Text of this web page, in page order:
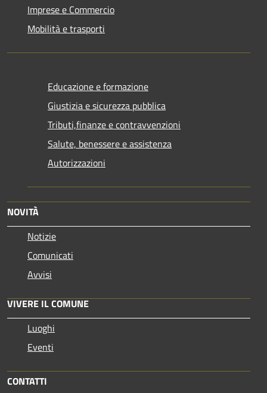
Imprese e Commercio
Mobilità e trasporti
Educazione e formazione
Giustizia e sicurezza pubblica
Tributi,finanze e contravvenzioni
Salute, benessere e assistenza
Autorizzazioni
NOVITÀ
Notizie
Comunicati
Avvisi
VIVERE IL COMUNE
Luoghi
Eventi
CONTATTI